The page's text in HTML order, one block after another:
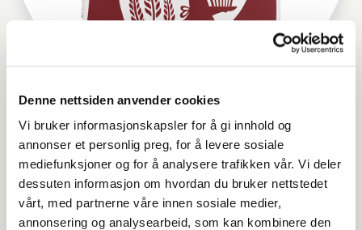
Denne nettsiden anvender cookies
Vi bruker informasjonskapsler for å gi innhold og
annonser et personlig preg, for å levere sosiale
mediefunksjoner og for å analysere trafikken vår. Vi deler
dessuten informasjon om hvordan du bruker nettstedet
vårt, med partnerne våre innen sosiale medier,
annonsering og analysearbeid, som kan kombinere den
Møllerens Speltmel siktet